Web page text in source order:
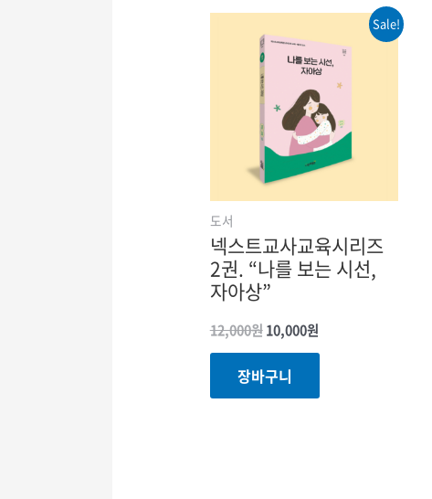
Sale!
도서
넥스트교사교육시리즈
2권. “나를 보는 시선,
자아상”
12,000원원래
가격:
10,000원현재
장바구니